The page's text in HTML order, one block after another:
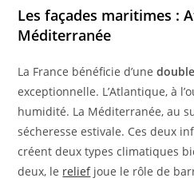
Les façades maritimes :
Méditerranée
La France bénéficie d’une
exceptionnelle. L’Atlantique, à
humidité. La Méditerranée, au
sécheresse estivale. Ces deux
créent deux types climatiques
deux, le reliefjoue le rôle de